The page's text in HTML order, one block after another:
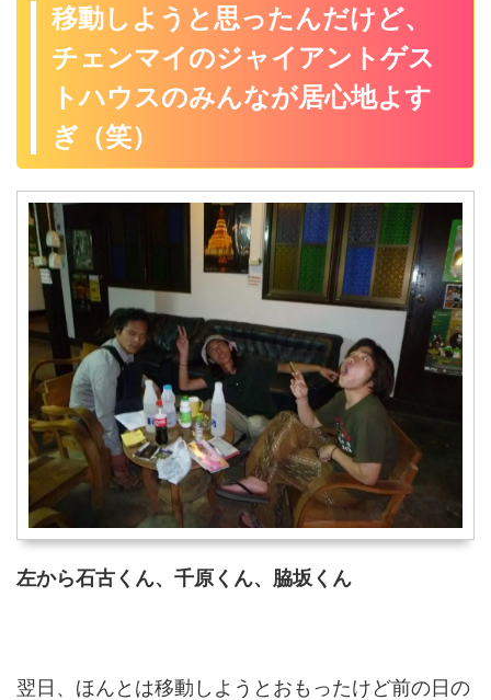
移動しようと思ったんだけど、
チェンマイのジャイアントゲス
トハウスのみんなが居心地よす
ぎ（笑）
左から石古くん、千原くん、脇坂くん
翌日、ほんとは移動しようとおもったけど前の日の